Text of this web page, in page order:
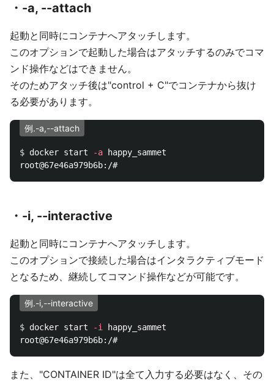
・-a, --attach
起動と同時にコンテナへアタッチします。
このオプションで起動した場合はアタッチするのみでコマ
ンド操作などはできません。
そのためアタッチ後は"control + C"でコンテナから抜け
る必要があります。
例.-a,--attach
$ docker start -a happy_sammet
・-i, --interactive
起動と同時にコンテナへアタッチします。
このオプションで接続した場合はインタラクティブモード
となるため、継続してコマンド操作などが可能です。
例.-i,--interactive
$ docker start -i
happy_sammet
また、"CONTAINER ID"は全て入力する必要はなく、その